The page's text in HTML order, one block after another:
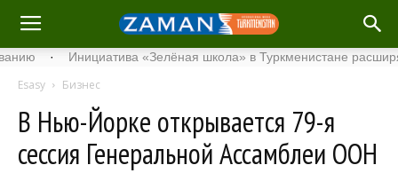
· Инициатива «Зелёная школа» в Туркменистане расширяет
Esasy Бизнес
В Нью-Йорке открывается 79-я
сессия Генеральной Ассамблеи ООН